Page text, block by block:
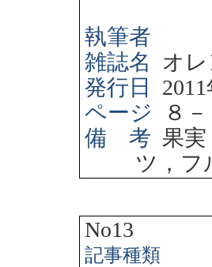
執筆者
雑誌名
オ
発行日
2011
ページ
８
備 考 果
ツ，フ
No13
記事種類